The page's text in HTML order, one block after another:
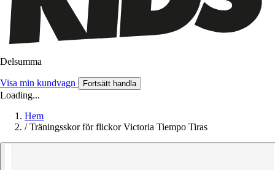
Delsumma
Visa min kundvagn Fortsätt handla
Loading...
Hem
/ Träningsskor för flickor Victoria Tiempo Tiras